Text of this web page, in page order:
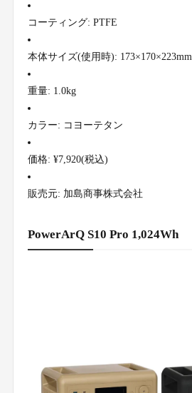
コーティング: PTFE
本体サイズ(使用時): 173×170×223mm
重量: 1.0kg
カラー: コヨーテタン
価格: ¥7,920(税込)
販売元: 加島商事株式会社
PowerArQ S10 Pro 1,024Wh